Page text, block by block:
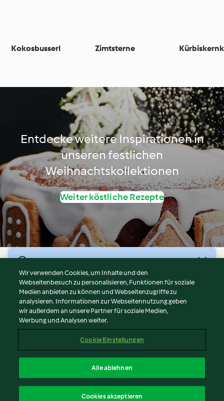
Kokosbusserl Zimtsterne
Entdecke weitere Inspirationen in
unseren festlichen
Weihnachtskollektionen
Weiter köstliche Rezepte
Nutzungsbedingungen
Datenschutzrichtlinien
Disclaimer
Impressum
Bericht Inhalt
Erklärung zur Barrierefreiheit
Wir verwenden Cookies, um Inhalte und den
Webseitenbesuch zu personalisieren, Funktionen für soziale
Medien anbieten zu können und Webseitenzugriffe zu
analysieren. Informationen zur Webseitennutzung geben
wir außerdem an unsere Partner für soziale Medien,
Werbung und Analysen weiter.
Cookie Einstellungen
Alle ablehnen
Cookies akzeptieren